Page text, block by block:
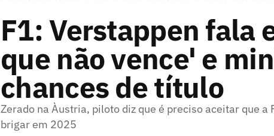
F1: Verstappen fala
que não vence' e
chances de título
Zerado na Àustria, piloto diz que é preciso aceitar que a
brigar em 2025